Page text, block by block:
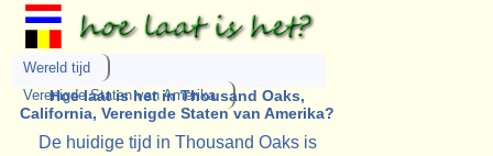
Wereld tijd
Verenigde Staten van Amerika
Hoe laat is het in Thousand Oaks,
California, Verenigde Staten van Amerika?
De huidige tijd in Thousand Oaks is